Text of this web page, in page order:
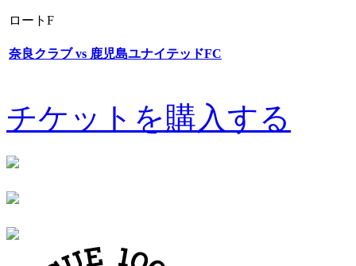
ロートF
奈良クラブ vs 鹿児島ユナイテッドFC
チケットを購入する